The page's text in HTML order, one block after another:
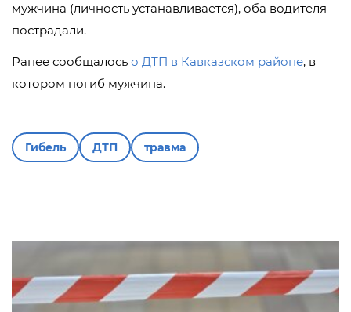
мужчина (личность устанавливается), оба водителя
пострадали.
Ранее сообщалось о ДТП в Кавказском районе, в
котором погиб мужчина.
Гибель ДТП травма